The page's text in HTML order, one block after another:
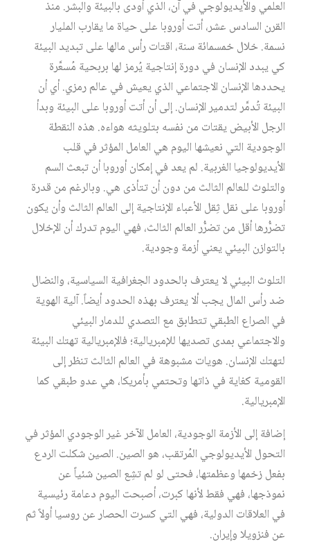
العلمي والأيديولوجي في آن، الذي أودى بالبيئة والبشر. منذ
القرن السادس عشر، أتت أوروبا على حياة ما يقارب المليار
نسمة. خلال خمسمائة سنة، اقتات رأس مالها على تبديد البيئة
كي يبدد الإنسان في دورة إنتاجية يُرمز لها بربحية مُسعَّرة
يحددها الإنسان الاجتماعي الذي يعيش في عالم رمزي. أي أن
البيئة تُدمَّر لتدمير الإنسان. إلى أن أتت أوروبا على البيئة وبدأ
الرجل الأبيض يقتات من نفسه بتلويثه هواءه. هذه النقطة
الوجودية التي نعيشها اليوم هي العامل المؤثر في قلب
الأيديولوجيا الغربية. لم يعد في إمكان أوروبا أن تبعث السم
والتلوث للعالم الثالث من دون أن تتأذى هي. وبالرغم من قدرة
أوروبا على نقل ثِقل الأعباء الإنتاجية إلى العالم الثالث وأن يكون
تضرُّرها أقل من تضرُّر العالم الثالث، فهي اليوم تدرك أن الإخلال
بالتوازن البيئي يعني أزمة وجودية.
التلوث البيئي لا يعترف بالحدود الجغرافية السياسية، والنضال
ضد رأس المال يجب ألا يعترف بهذه الحدود أيضاً. آلية الهوية
في الصراع الطبقي تتطابق مع التصدي للدمار البيئي
والاجتماعي بمدى تصديها للإمبريالية؛ فالإمبريالية تهتك البيئة
لتهتك الإنسان. هويات مشبوهة في العالم الثالث تنظر إلى
القومية كغاية في ذاتها وتحتمي بأمريكا، هي عدو طبقي كما
الإمبريالية.
إضافة إلى الأزمة الوجودية، العامل الآخر غير الوجودي المؤثر في
التحول الأيديولوجي المُرتقب، هو الصين. الصين شكلت الردع
بفعل زخمها وعظمتها، فحتى لو لم تشِع الصين شئياً عن
نموذجها، فهي فقط لأنها كبرت، أصبحت اليوم دعامة رئيسية
في العلاقات الدولية، فهي التي كسرت الحصار عن روسيا أولاً ثم
عن فنزويلا وإيران.